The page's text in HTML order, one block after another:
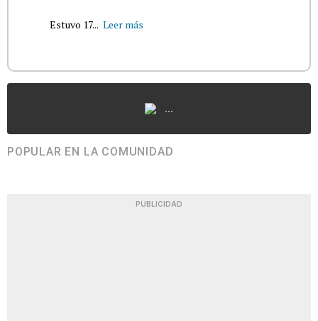
Estuvo 17... Leer más
...
POPULAR EN LA COMUNIDAD
PUBLICIDAD